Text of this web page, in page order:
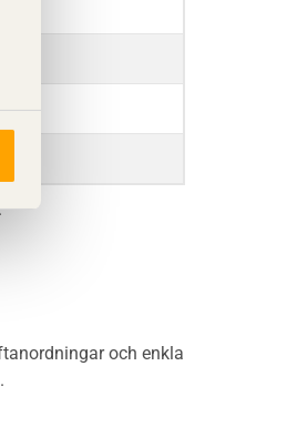
och enkla